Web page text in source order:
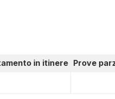
in itinere Prove